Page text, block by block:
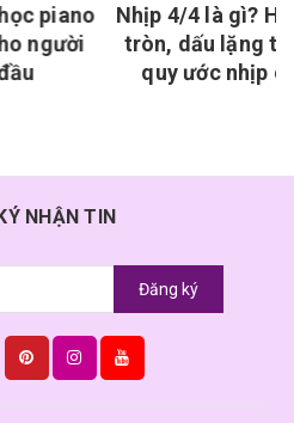
Nhịp 4/4 là gì? Hình nốt
tròn, dấu lặng tròn và
quy ước nhịp chân
NHẬN TIN
Đăng ký